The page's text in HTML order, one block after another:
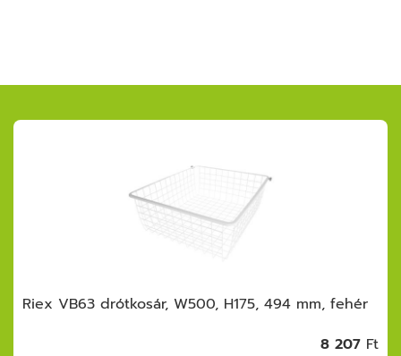
Riex VB63 drótkosár, W500, H175, 494 mm, fehér
8 207 Ft